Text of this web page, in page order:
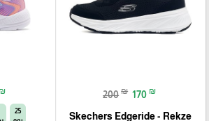
200 ₪ 170 ₪
Skechers Edgeride - Rekze‏
₪
25